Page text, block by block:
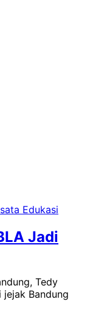
Jadi
Tedy
jejak Bandung